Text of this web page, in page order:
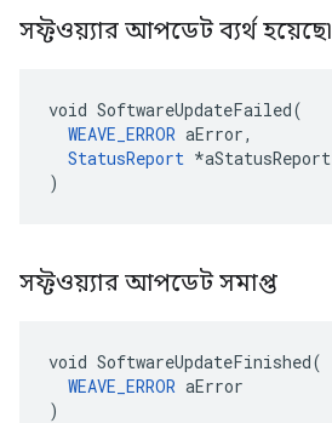
সফ্টওয়্যার আপডেট ব্যর্থ হয়েছে৷
void SoftwareUpdateFailed(
WEAVE_ERROR aError,
StatusReport *aStatusReport
)
সফ্টওয়্যার আপডেট সমাপ্ত
void SoftwareUpdateFinished(
WEAVE_ERROR aError
)